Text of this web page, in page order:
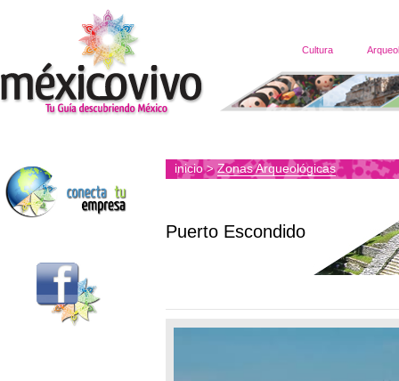
Cultura
inicio>Zonas Arqueológicas
Puerto Escondido